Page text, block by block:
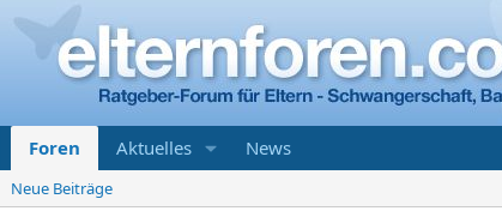
Foren Aktuelles News
Neue Beiträge